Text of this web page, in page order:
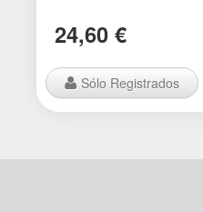
24,60 €
Sólo Registrados